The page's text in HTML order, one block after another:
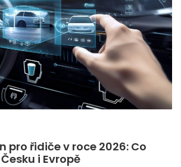
pro řidiče v roce 2026: Co
i Evropě